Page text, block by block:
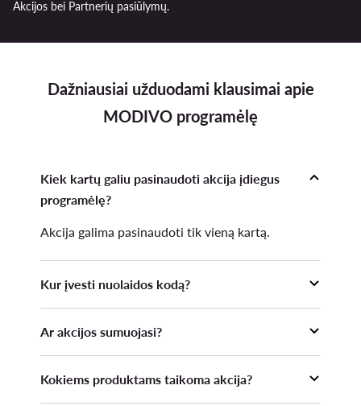
Dažniausiai užduodami klausimai apie
MODIVO programėlę
Kiek kartų galiu pasinaudoti akcija įdiegus
programėlę?
Akcija galima pasinaudoti tik vieną kartą.
Kur įvesti nuolaidos kodą?
Užsakymą Krepšelio skiltyje ir paspaudus
Ar akcijos sumuojasi?
Organizatoriaus vykdomomis akcijomis,
Kokiems produktams taikoma akcija?
Akcijos bei Partnerių pasiūlymų.